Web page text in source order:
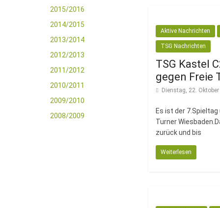
Aktive Nachrichten
TSG Nachrichten
TSG Kastel
gegen Freie
Dienstag, 22.
Es ist der
Turner
zurück und bis
Weiterlesen
2015/2016
2014/2015
2013/2014
2012/2013
2011/2012
2010/2011
2009/2010
2008/2009